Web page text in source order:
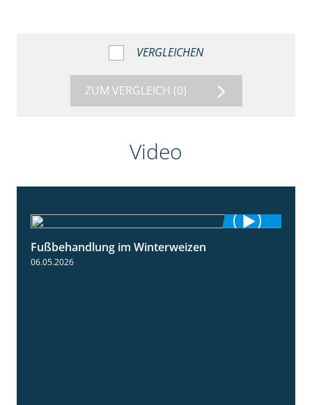
VERGLEICHEN
ZUM VERGLEICH (0)
Video
Fußbehandlung im Winterweizen
06.05.2026